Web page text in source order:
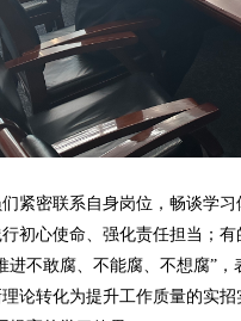
紧密联系自身岗位，畅谈学
初心使命、强化责任担当；
进不敢腐、不能腐、不想腐”
论转化为提升工作质量的实